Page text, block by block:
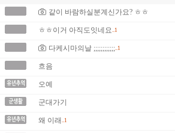
같이 바람하실분계신가요? ㅎㅎ
ㅎㅎ이거 아직도잇네요..1
다케시마의날 ;;;;;;;;;;;;..1
흐음
오예
군대가기
왜 이래 ..1